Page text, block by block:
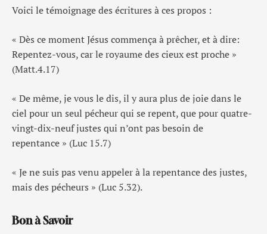
Voici le témoignage des écritures à ces propos :
« Dès ce moment Jésus commença à prêcher, et à dire:
Repentez-vous, car le royaume des cieux est proche »
(Matt.4.17)
« De même, je vous le dis, il y aura plus de joie dans le
ciel pour un seul pécheur qui se repent, que pour quatre-
vingt-dix-neuf justes qui n’ont pas besoin de
repentance » (Luc 15.7)
« Je ne suis pas venu appeler à la repentance des justes,
mais des pécheurs » (Luc 5.32).
Bon à Savoir